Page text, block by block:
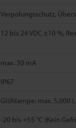
Verpolungsschutz,
12 bis 24 VDC ±10 %,
max. 30 mA
IP67
Glühlampe: max. 5,000
-20 bis +55 °C (Kein